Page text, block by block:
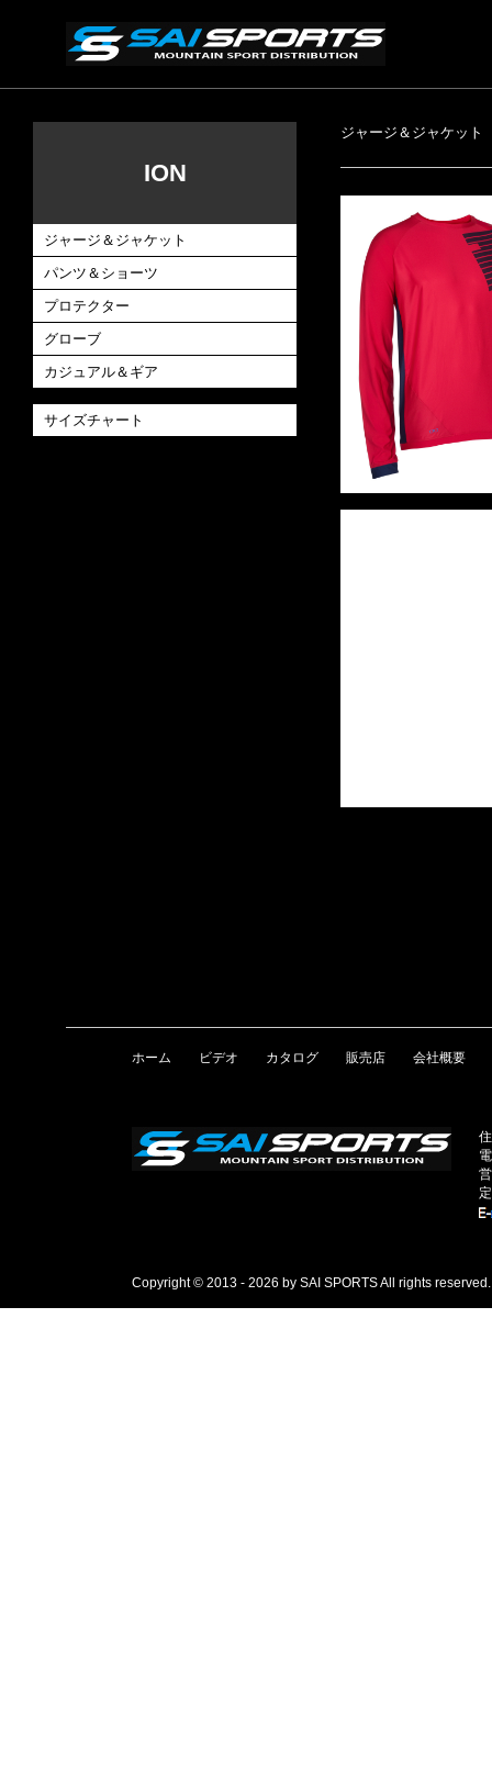
ジャージ＆ジャケット
ION
ジャージ＆ジャケット
パンツ＆ショーツ
プロテクター
グローブ
カジュアル＆ギア
サイズチャート
ホーム ビデオ カタログ 販売店 会社概要
Copyright © 2013 - 2026 by SAI SPORTS All rights reserved.